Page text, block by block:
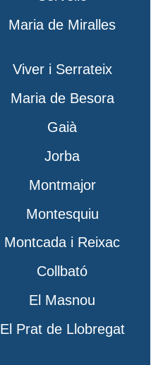
Maria de Miralles
Viver i Serrateix
Maria de Besora
Gaià
Jorba
Montmajor
Montesquiu
Montcada i Reixac
Collbató
El Masnou
El Prat de Llobregat